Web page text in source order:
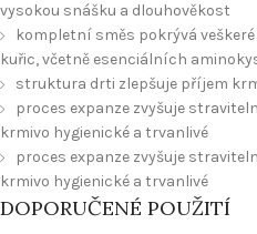
vysokou snášku a dlouhověkost
kompletní směs pokrývá
kuřic, včetně esenciálních
struktura drti zlepšuje příjem
proces expanze zvyšuje
krmivo hygienické a trvanlivé
proces expanze zvyšuje
krmivo hygienické a trvanlivé
DOPORUČENÉ POUŽITÍ